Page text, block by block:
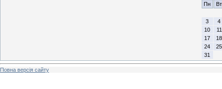
Пн
Вт
3
4
10
11
17
18
24
25
31
Повна версія сайту